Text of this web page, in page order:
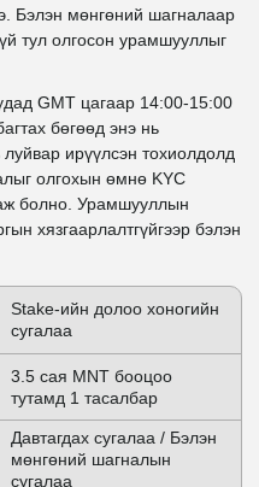
Бэлэн мөнгөний шагналаар
тул олгосон урамшууллыг
GMT цагаар 14:00-15:00
бөгөөд энэ нь
ирүүлсэн тохиолдолд
олгохын өмнө KYC
болно. Урамшууллын
хязгаарлалтгүйгээр бэлэн
Stake-ийн долоо хоногийн
сугалаа
3.5 сая MNT бооцоо
тутамд 1 тасалбар
Давтагдах сугалаа / Бэлэн
мөнгөний шагналын
сугалаа